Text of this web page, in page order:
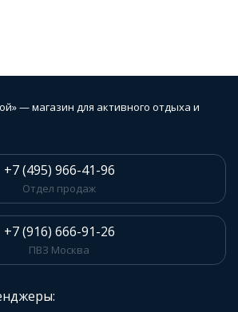
— магазин для активного отдыха и
+7 (495) 966-41-96
Отдел продаж
+7 (916) 666-91-26
ПВЗ Москва